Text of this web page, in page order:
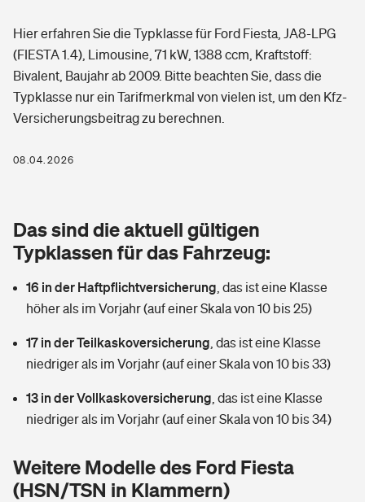
Grundfähigkeitsversicherung
Arbeitsrechtsschutz
Berufshaftpflichtversicherung
Zur Übersicht
Tools
Wer versichert was: Jetzt Versicherer finden
Sie haben Fragen?
Elementarversicherung
Glasversicherung
Mietkautionsversicherung
Restkreditversicherung
Zur Übersicht
Tools
Freizeit
Pri­vate Haft­pflicht­
Kinderunfall­ver­si­che­rung
Kinderinvalidität
Reiseversicherung
Pferdehalter-Haftpflicht
Handyversicherung
Gesundheit
Private Krankenversicherung
Dread-Disease-Versicherung
Tierkrankenversicherung
Sie haben Fragen?
Hier erfahren Sie die Typklasse für Ford Fiesta, JA8-LPG
(FIESTA 1.4), Limousine, 71 kW, 1388 ccm, Kraftstoff:
Bivalent, Baujahr ab 2009. Bitte beachten Sie, dass die
Typklasse nur ein Tarifmerkmal von vielen ist, um den Kfz-
Versicherungsbeitrag zu berechnen.
08.04.2026
Das sind die aktuell gültigen
Typklassen für das Fahrzeug:
16 in der Haftpflichtversicherung das ist eine Klasse
höher als im Vorjahr (auf einer Skala von 10 bis 25)
17 in der Teilkaskoversicherung das ist eine Klasse
niedriger als im Vorjahr (auf einer Skala von 10 bis 33)
13 in der Vollkaskoversicherung das ist eine Klasse
niedriger als im Vorjahr (auf einer Skala von 10 bis 34)
Weitere Modelle des Ford Fiesta
(HSN/TSN in Klammern)